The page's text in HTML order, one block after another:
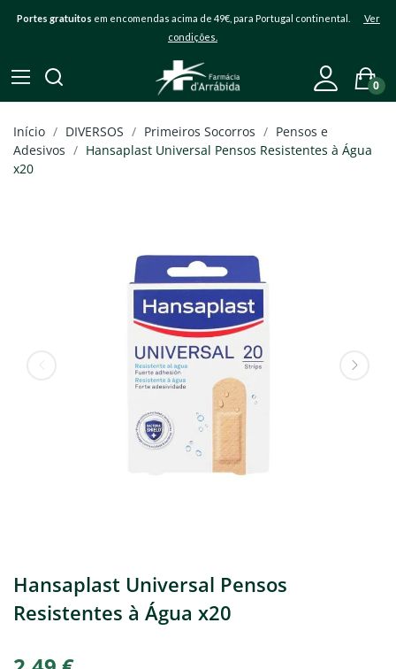
Portes gratuitos em encomendas acima de 49€, para Portugal continental. Ver
condições.
0
Início DIVERSOS Primeiros Socorros
Pensos e
Adesivos
Hansaplast Universal Pensos Resistentes à Água
x20
Hansaplast Universal Pensos
Resistentes à Água x20